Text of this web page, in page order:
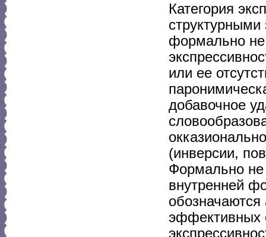
Категория
структурными
формально
или ее
добавочное
(инверсии,
Формально не
внутренней
эффективных